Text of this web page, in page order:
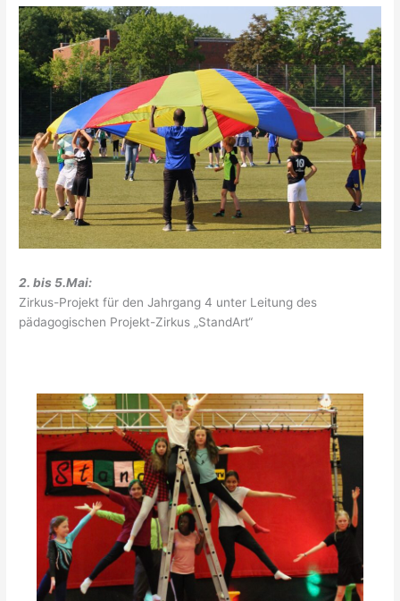
2. bis 5.Mai:
Zirkus-Projekt für den Jahrgang 4 unter Leitung des
pädagogischen Projekt-Zirkus „StandArt“